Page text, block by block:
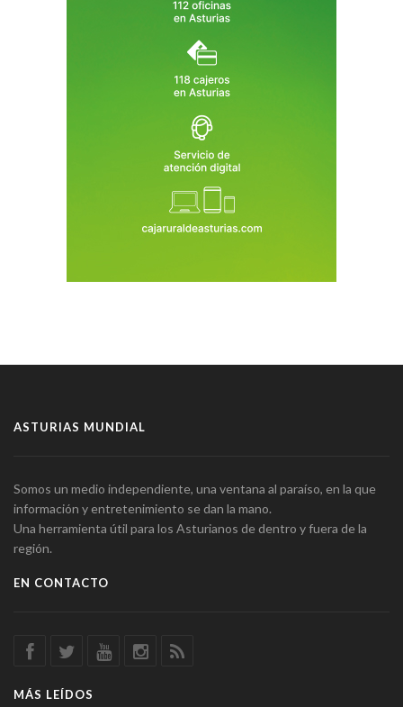
ASTURIAS MUNDIAL
Somos un medio independiente, una ventana al paraíso, en la que
información y entretenimiento se dan la mano.
Una herramienta útil para los Asturianos de dentro y fuera de la
región.
EN CONTACTO
MÁS LEÍDOS